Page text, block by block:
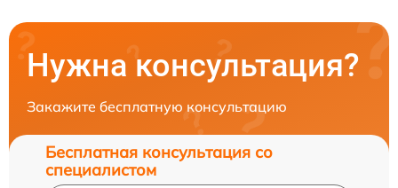
Нужна консультация?
Закажите бесплатную консультацию
Бесплатная консультация со
специалистом